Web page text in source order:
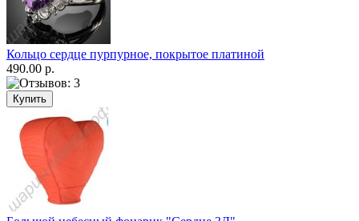
Кольцо сердце пурпурное, покрытое платиной
490.00 р.